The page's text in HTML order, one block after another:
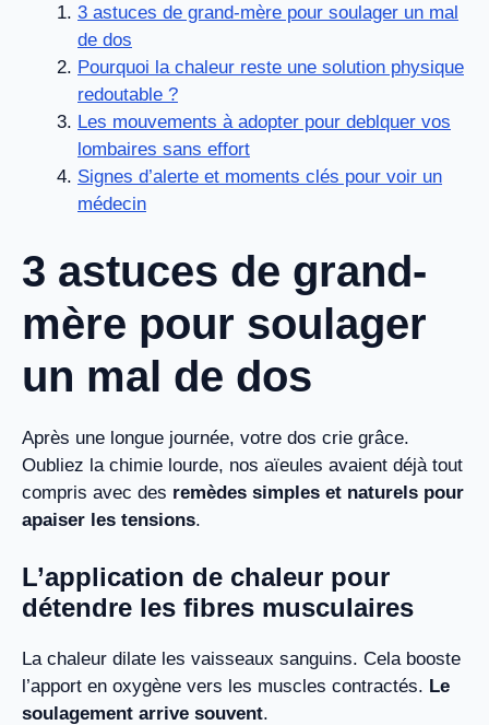
3 astuces de grand-mère pour soulager un mal
de dos
Pourquoi la chaleur reste une solution physique
redoutable ?
Les mouvements à adopter pour deblquer vos
lombaires sans effort
Signes d’alerte et moments clés pour voir un
médecin
3 astuces de grand-
mère pour soulager
un mal de dos
Après une longue journée, votre dos crie grâce.
Oubliez la chimie lourde, nos aïeules avaient déjà tout
compris avec des remèdes simples et naturels pour
apaiser les tensions.
L’application de chaleur pour
détendre les fibres musculaires
La chaleur dilate les vaisseaux sanguins. Cela booste
l’apport en oxygène vers les muscles contractés. Le
soulagement arrive souvent.